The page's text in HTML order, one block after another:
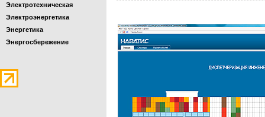
Электротехническая
Электроэнергетика
Энергетика
Энергосбережение